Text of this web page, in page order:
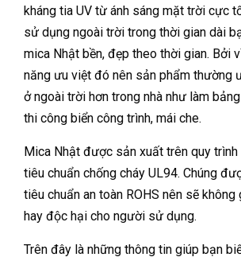
kháng tia UV từ ánh sáng mặt trời cực
sử dụng ngoài trời trong thời gian dài
mica Nhật bền, đẹp theo thời gian. Bởi
năng ưu việt đó nên sản phẩm thường
ở ngoài trời hơn trong nhà như làm
thi công biển công trình, mái che.
Mica Nhật được sản xuất trên quy
tiêu chuẩn chống cháy UL94. Chúng
tiêu chuẩn an toàn ROHS nên sẽ không
hay độc hại cho người sử dụng.
Trên đây là những thông tin giúp bạn